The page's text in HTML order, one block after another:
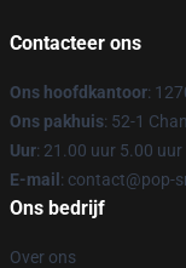
Contacteer ons
Ons hoofdkantoor:
Ons pakhuis: 52-1
Uur: 21.00 uur 5.00 uur
E-mail : contact@pop-
Ons bedrijf
Over ons